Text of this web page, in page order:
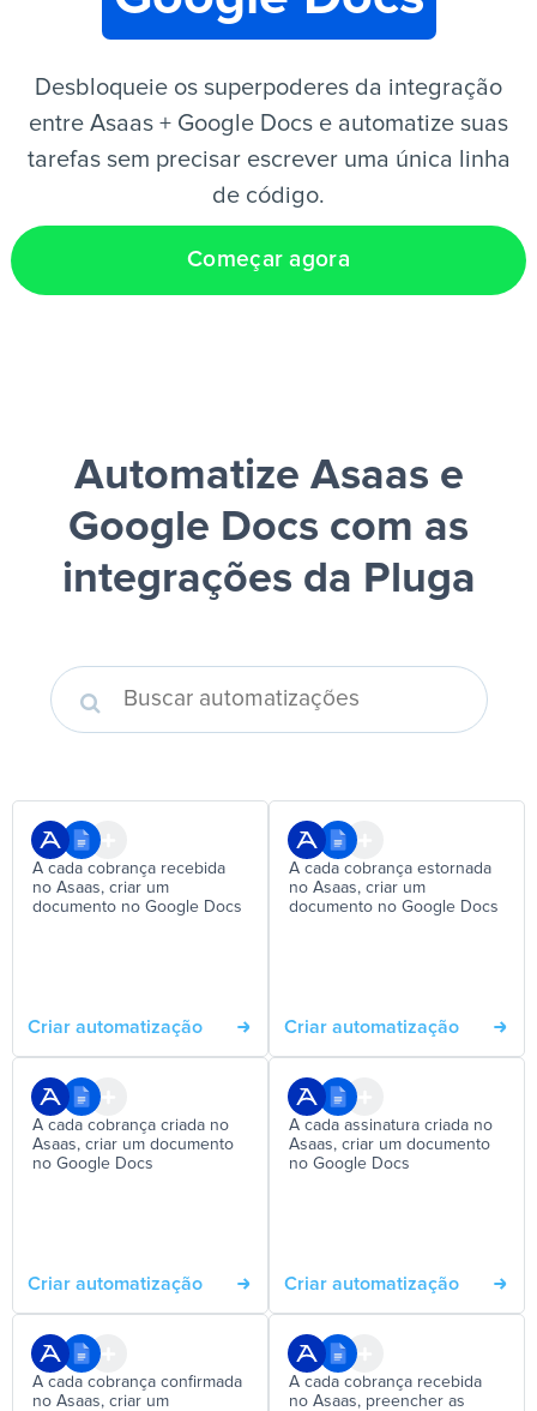
Desbloqueie os superpoderes da integração
entre Asaas + Google Docs e automatize suas
tarefas sem precisar escrever uma única linha
de código.
Começar agora
Automatize Asaas e
Google Docs com as
integrações da Pluga
A cada cobrança recebida
no Asaas, criar um
documento no Google Docs
Criar automatização
A cada cobrança estornada
no Asaas, criar um
documento no Google Docs
Criar automatização
A cada cobrança criada no
Asaas, criar um documento
no Google Docs
Criar automatização
A cada assinatura criada no
Asaas, criar um documento
no Google Docs
Criar automatização
A cada cobrança confirmada
no Asaas, criar um
A cada cobrança recebida
no Asaas, preencher as